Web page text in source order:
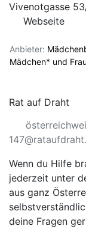
Vivenotgasse
Webseite
Anbieter:
Mädchen* und
Rat auf Draht
Wenn du Hilfe
jederzeit unter
aus ganz
deine Fragen